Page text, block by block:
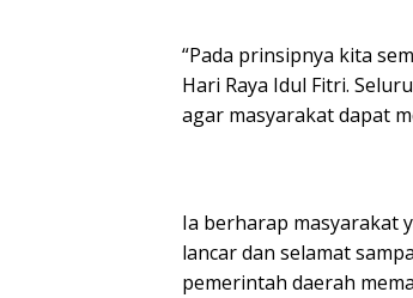
“Pada prinsipnya kita
Hari Raya Idul Fitri.
agar masyarakat dapat
Ia berharap masyarakat
lancar dan selamat
pemerintah daerah